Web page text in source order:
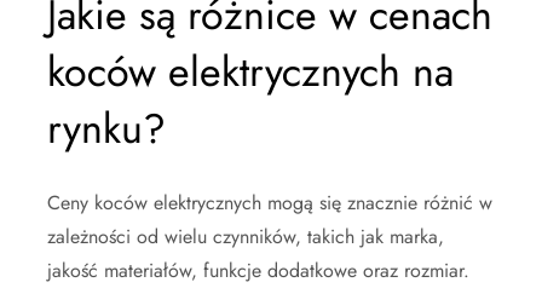
Jakie są różnice w cenach
koców elektrycznych na
rynku?
Ceny koców elektrycznych mogą się znacznie różnić w
zależności od wielu czynników, takich jak marka,
jakość materiałów, funkcje dodatkowe oraz rozmiar.